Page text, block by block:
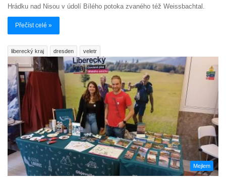
Hrádku nad Nisou v údolí Bílého potoka zvaného též Weissbachtal.
Přečíst celé »
liberecký kraj dresden veletr
Mejlem